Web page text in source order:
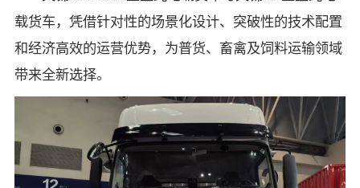
载货车，凭借针对性的场景化设计、突破性的技术配置
和经济高效的运营优势，为普货、畜禽及饲料运输领域
带来全新选择。